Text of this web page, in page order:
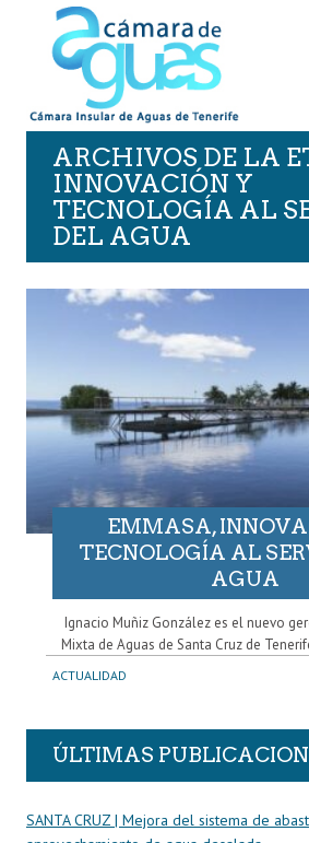
ARCHIVOS DE LA
INNOVACIÓN Y
TECNOLOGÍA AL
DEL AGUA
EMMASA,
TECNOLOGÍA AL
AGUA
Ignacio Muñiz González es el nuevo
Mixta de Aguas de Santa Cruz de
ACTUALIDAD
ÚLTIMAS
SANTA CRUZ | Mejora del sistema de